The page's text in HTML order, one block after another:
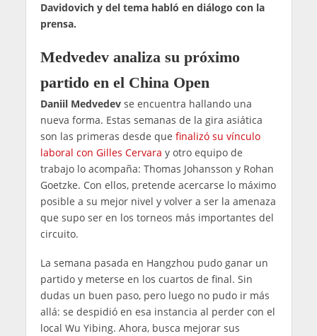
Davidovich y del tema habló en diálogo con la
prensa.
Medvedev analiza su próximo
partido en el China Open
Daniil Medvedevse encuentra hallando una
nueva forma. Estas semanas de la gira asiática
son las primeras desde que finalizó su vínculo
laboral con Gilles Cervara y otro equipo de
trabajo lo acompaña: Thomas Johansson y Rohan
Goetzke. Con ellos, pretende acercarse lo máximo
posible a su mejor nivel y volver a ser la amenaza
que supo ser en los torneos más importantes del
circuito.
La semana pasada en Hangzhou pudo ganar un
partido y meterse en los cuartos de final. Sin
dudas un buen paso, pero luego no pudo ir más
allá: se despidió en esa instancia al perder con el
local Wu Yibing. Ahora, busca mejorar sus